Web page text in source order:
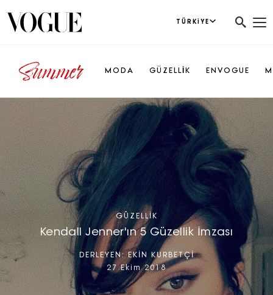
TÜRKIYE
MODA GÜZELLİK ENVOGUE
GÜZELLIK
Kendall Jenner'ın 5 Güzellik İmzası
DERLEYEN:EKİN KURBETÇİ
27 Ekim 2018